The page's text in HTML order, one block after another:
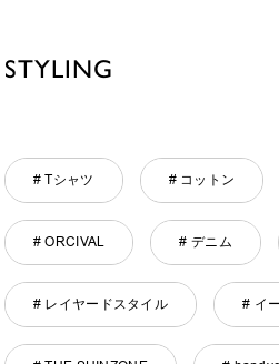
STYLING
# Tシャツ # コットン
# ORCIVAL # デニム
# レイヤードスタイル # イ